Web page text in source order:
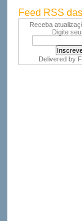
Feed RSS
Receba
Digite
Delivered by